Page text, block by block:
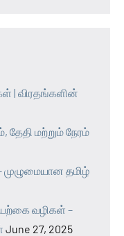
| விரதங்களின்
தேதி மற்றும் நேரம்
முழுமையான தமிழ்
வழிகள் –
June 27, 2025